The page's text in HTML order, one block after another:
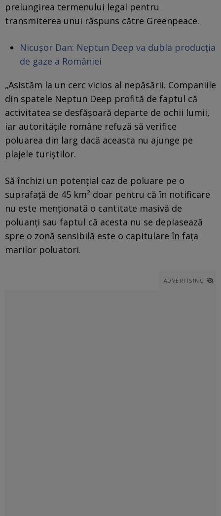
prelungirea termenului legal pentru
transmiterea unui răspuns către Greenpeace.
Nicușor Dan: Neptun Deep va dubla producția
de gaze a României
„Asistăm la un cerc vicios al nepăsării. Companiile
din spatele Neptun Deep profită de faptul că
activitatea se desfășoară departe de ochii lumii,
iar autoritățile române refuză să verifice
poluarea din larg dacă aceasta nu ajunge pe
plajele turiștilor.
Să închizi un potențial caz de poluare pe o
suprafață de 45 km² doar pentru că în notificare
nu este menționată o cantitate masivă de
poluanți sau faptul că acesta nu se deplasează
spre o zonă sensibilă este o capitulare în fața
marilor poluatori.
ADVERTISING